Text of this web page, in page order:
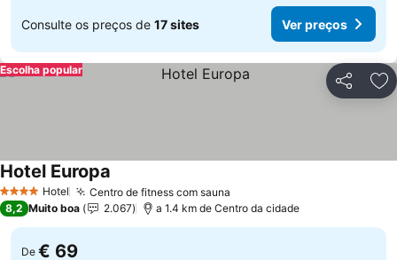
Consulte os preços de 17 sites Ver preços
Partilhar
Escolha popular
4 EstrelasHotel Centro de fitness com sauna
Hotel Europa
8,2 Muito boa 2.067 a 1.4 km de Centro da cidade
De € 69